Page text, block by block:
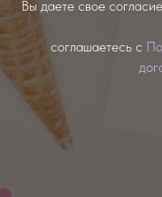
Вы даете свое
соглашаетесь с